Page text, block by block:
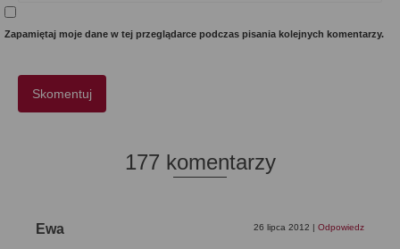
Zapamiętaj moje dane w tej przeglądarce podczas pisania kolejnych komentarzy.
177 komentarzy
Ewa 26 lipca 2012 Odpowiedz